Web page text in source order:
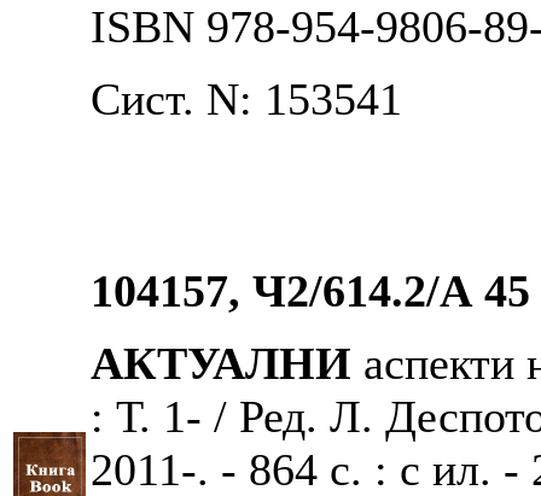
ISBN 978-954-9806-
Сист. N: 153541
104157, Ч2/614.2/А 45
АКТУАЛНИ аспекти
: Т. 1- / Ред. Л.
2011-. - 864 с. : с ил. -